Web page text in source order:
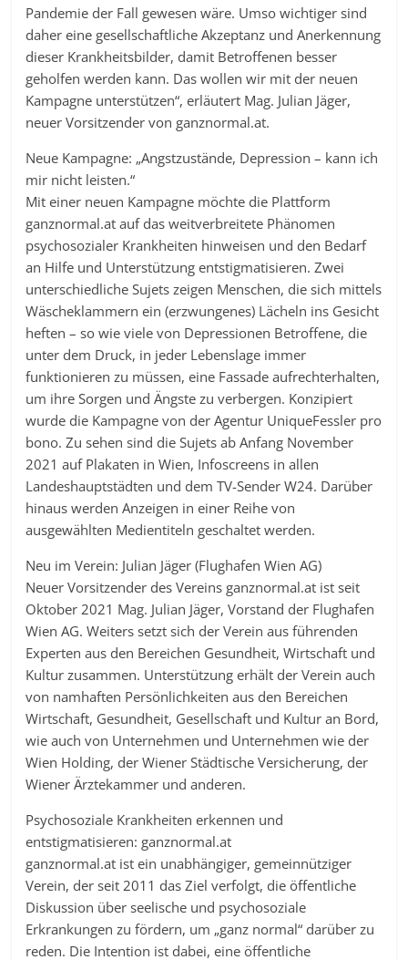
Pandemie der Fall gewesen wäre. Umso wichtiger sind
daher eine gesellschaftliche Akzeptanz und Anerkennung
dieser Krankheitsbilder, damit Betroffenen besser
geholfen werden kann. Das wollen wir mit der neuen
Kampagne unterstützen“, erläutert Mag. Julian Jäger,
neuer Vorsitzender von ganznormal.at.
Neue Kampagne: „Angstzustände, Depression – kann ich
mir nicht leisten.“
Mit einer neuen Kampagne möchte die Plattform
ganznormal.at auf das weitverbreitete Phänomen
psychosozialer Krankheiten hinweisen und den Bedarf
an Hilfe und Unterstützung entstigmatisieren. Zwei
unterschiedliche Sujets zeigen Menschen, die sich mittels
Wäscheklammern ein (erzwungenes) Lächeln ins Gesicht
heften – so wie viele von Depressionen Betroffene, die
unter dem Druck, in jeder Lebenslage immer
funktionieren zu müssen, eine Fassade aufrechterhalten,
um ihre Sorgen und Ängste zu verbergen. Konzipiert
wurde die Kampagne von der Agentur UniqueFessler pro
bono. Zu sehen sind die Sujets ab Anfang November
2021 auf Plakaten in Wien, Infoscreens in allen
Landeshauptstädten und dem TV-Sender W24. Darüber
hinaus werden Anzeigen in einer Reihe von
ausgewählten Medientiteln geschaltet werden.
Neu im Verein: Julian Jäger (Flughafen Wien AG)
Neuer Vorsitzender des Vereins ganznormal.at ist seit
Oktober 2021 Mag. Julian Jäger, Vorstand der Flughafen
Wien AG. Weiters setzt sich der Verein aus führenden
Experten aus den Bereichen Gesundheit, Wirtschaft und
Kultur zusammen. Unterstützung erhält der Verein auch
von namhaften Persönlichkeiten aus den Bereichen
Wirtschaft, Gesundheit, Gesellschaft und Kultur an Bord,
wie auch von Unternehmen und Unternehmen wie der
Wien Holding, der Wiener Städtische Versicherung, der
Wiener Ärztekammer und anderen.
Psychosoziale Krankheiten erkennen und
entstigmatisieren: ganznormal.at
ganznormal.at ist ein unabhängiger, gemeinnütziger
Verein, der seit 2011 das Ziel verfolgt, die öffentliche
Diskussion über seelische und psychosoziale
Erkrankungen zu fördern, um „ganz normal“ darüber zu
reden. Die Intention ist dabei, eine öffentliche